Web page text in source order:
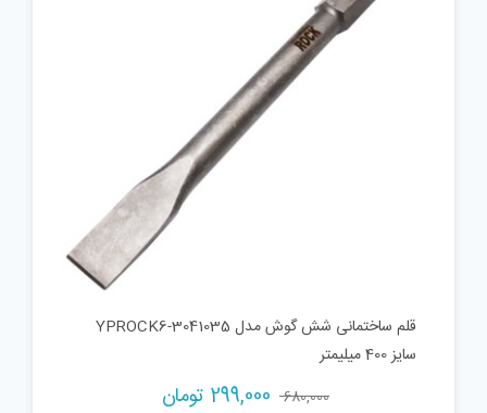
قلم ساختمانی شش گوش مدل YPROCK6-3041035
سایز 400 میلیمتر
680,000
299,000 تومان